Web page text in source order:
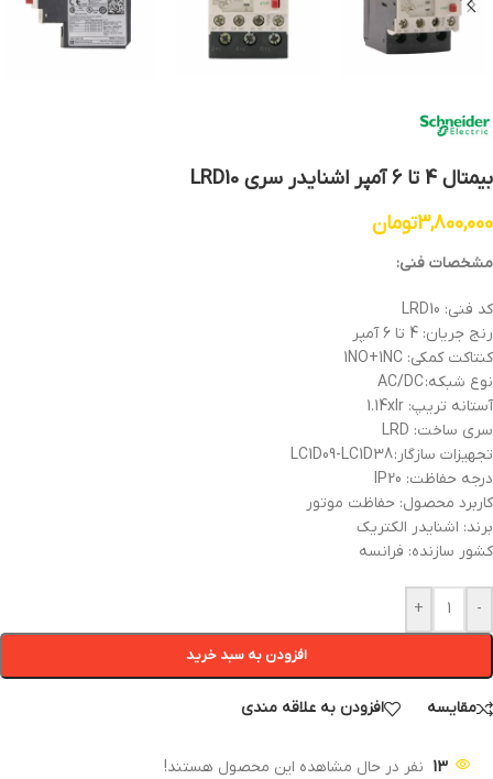
بیمتال 4 تا 6 آمپر اشنایدر سری LRD10
3,800,000تومان
مشخصات فنی:
کد فنی: LRD10
رنج جریان: 4 تا 6 آمپر
کنتاکت کمکی: 1NO+1NC
نوع شبکه: AC/DC
آستانه تریپ: 1.14xIr
سری ساخت: LRD
تجهیزات سازگار: LC1D09-LC1D38
درجه حفاظت: IP20
کاربرد محصول: حفاظت موتور
برند: اشنایدر الکتریک
کشور سازنده: فرانسه
-
+
افزودن به سبد خرید
مقایسه افزودن به علاقه مندی
13 نفر در حال مشاهده این محصول هستند!